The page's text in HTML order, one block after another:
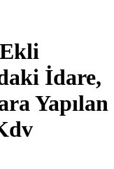
Ekli
İdare,
Yapılan